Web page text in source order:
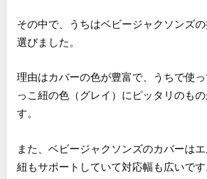
その中で、うちはベビージャクソンズ
選びました。
理由はカバーの色が豊富で、うちで使
っこ紐の色（グレイ）にピッタリのも
す。
また、ベビージャクソンズのカバーは
紐もサポートしていて対応幅も広いです